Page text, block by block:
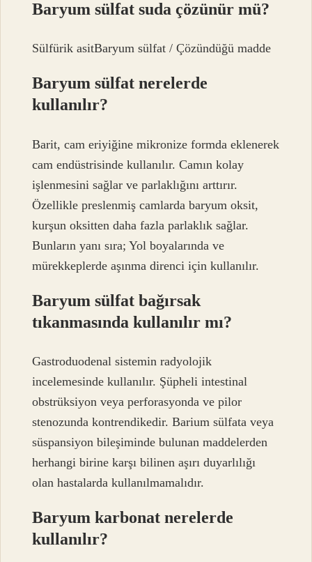
Baryum sülfat suda çözünür mü?
Sülfürik asitBaryum sülfat / Çözündüğü madde
Baryum sülfat nerelerde
kullanılır?
Barit, cam eriyiğine mikronize formda eklenerek
cam endüstrisinde kullanılır. Camın kolay
işlenmesini sağlar ve parlaklığını arttırır.
Özellikle preslenmiş camlarda baryum oksit,
kurşun oksitten daha fazla parlaklık sağlar.
Bunların yanı sıra; Yol boyalarında ve
mürekkeplerde aşınma direnci için kullanılır.
Baryum sülfat bağırsak
tıkanmasında kullanılır mı?
Gastroduodenal sistemin radyolojik
incelemesinde kullanılır. Şüpheli intestinal
obstrüksiyon veya perforasyonda ve pilor
stenozunda kontrendikedir. Barium sülfata veya
süspansiyon bileşiminde bulunan maddelerden
herhangi birine karşı bilinen aşırı duyarlılığı
olan hastalarda kullanılmamalıdır.
Baryum karbonat nerelerde
kullanılır?